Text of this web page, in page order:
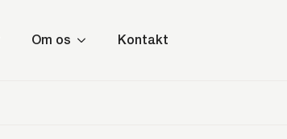
Om os Kontakt